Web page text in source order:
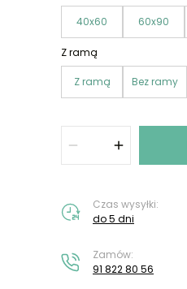
40x60 60x90
Z ramą
Z ramą Bez ramy
Czas wysyłki:
do 5 dni
Zamów:
91 822 80 56